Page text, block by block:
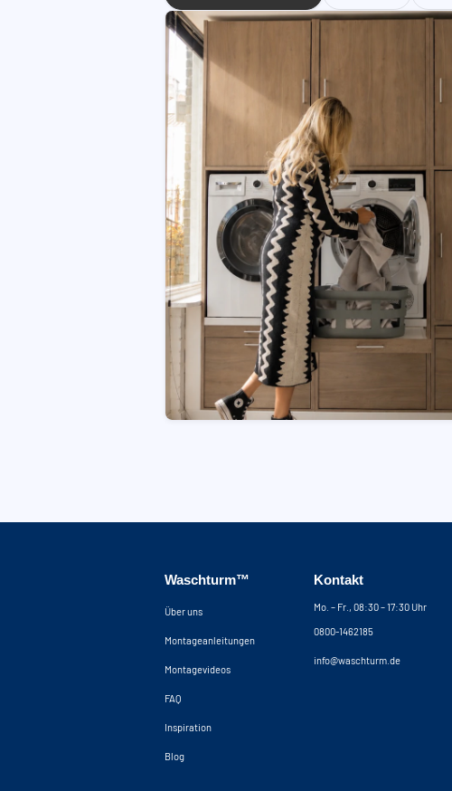
Waschturm™
Über uns
Montageanleitungen
Montagevideos
FAQ
Inspiration
Blog
Kontakt
Mo. – Fr., 08:30 – 17:30 Uhr
0800-1462185
info@waschturm.de